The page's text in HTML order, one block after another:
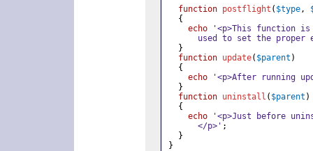
function postflight ( $type ,
{
echo
'<p>This function
used to set the proper
}
function update( $parent )
{
echo
'<p>After running
}
function uninstall ( $parent )
{
echo
'<p>Just before
      </p>'
;
}
}